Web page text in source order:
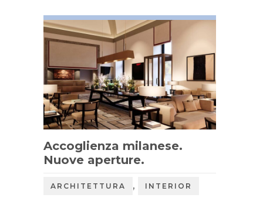
Accoglienza milanese.
Nuove aperture.
ARCHITETTURA , INTERIOR